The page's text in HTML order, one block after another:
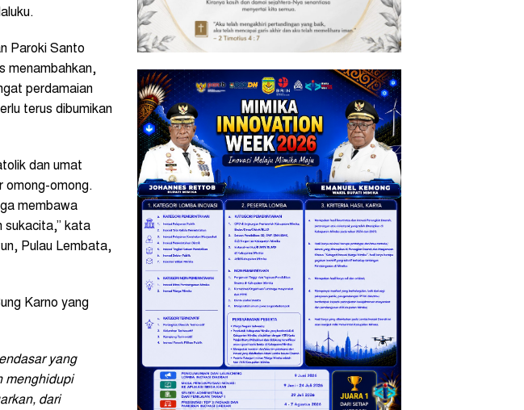
Paroki Santo
menambahkan,
perdamaian
terus dibumikan
dan umat
omong-omong.
membawa
sukacita,” kata
Pulau Lembata,
Karno yang
yang
menghidupi
dari